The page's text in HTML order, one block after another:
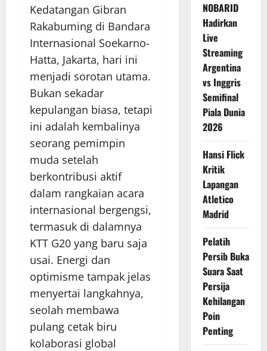
Kedatangan Gibran
Rakabuming di Bandara
Internasional Soekarno-
Hatta, Jakarta, hari ini
menjadi sorotan utama.
Bukan sekadar
kepulangan biasa, tetapi
ini adalah kembalinya
seorang pemimpin
muda setelah
berkontribusi aktif
dalam rangkaian acara
internasional bergengsi,
termasuk di dalamnya
KTT G20 yang baru saja
usai. Energi dan
optimisme tampak jelas
menyertai langkahnya,
seolah membawa
pulang cetak biru
kolaborasi global
NOBARID
Hadirkan
Live
Streaming
Argentina
vs Inggris
Semifinal
Piala Dunia
2026
Hansi Flick
Kritik
Lapangan
Atletico
Madrid
Pelatih
Persib Buka
Suara Saat
Persija
Kehilangan
Poin
Penting